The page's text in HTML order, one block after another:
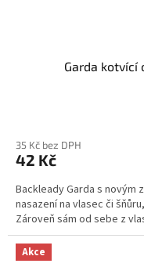
Garda kotvící
35 Kč bez DPH
42 Kč
Backleady Garda s novým
nasazení na vlasec či
Zároveň sám od sebe z
Akce